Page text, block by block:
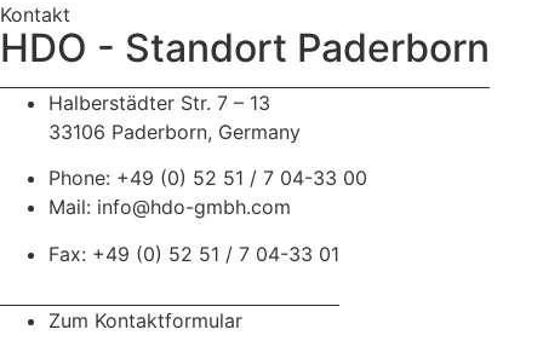
Kontakt
HDO - Standort Paderborn
Halberstädter Str. 7 – 13
33106 Paderborn, Germany
Phone: +49 (0) 52 51 / 7 04-33 00
Mail: info@hdo-gmbh.com
Fax: +49 (0) 52 51 / 7 04-33 01
Zum Kontaktformular